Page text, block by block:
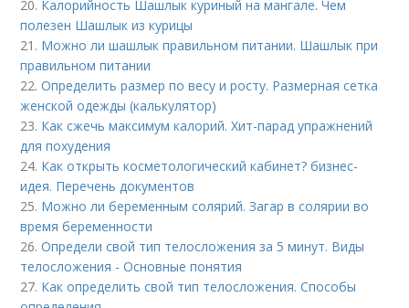
20. Калорийность Шашлык куриный на мангале. Чем
полезен Шашлык из курицы
21. Можно ли шашлык правильном питании. Шашлык при
правильном питании
22.Определить размер по весу и росту. Размерная сетка
женской одежды (калькулятор)
23. Как сжечь максимум калорий. Хит-парад упражнений
для похудения
24. Как открыть косметологический кабинет? бизнес-
идея. Перечень документов
25. Можно ли беременным солярий. Загар в солярии во
время беременности
26.Определи свой тип телосложения за 5 минут. Виды
телосложения - Основные понятия
27. Как определить свой тип телосложения. Способы